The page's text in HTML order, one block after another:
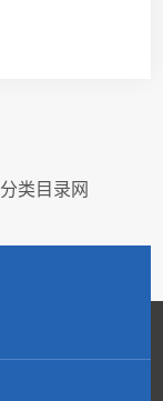
分类目录网